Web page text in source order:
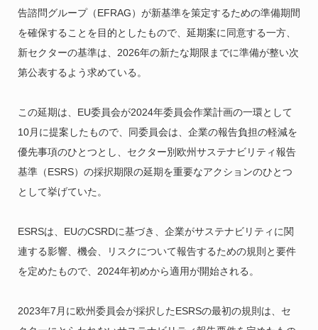
告諮問グループ（EFRAG）が新基準を策定するための準備期間
を確保することを目的としたもので、延期案に同意する一方、
新セクターの基準は、2026年の新たな期限までに準備が整い次
第公表するよう求めている。
この延期は、EU委員会が2024年委員会作業計画の一環として
10月に提案したもので、同委員会は、企業の報告負担の軽減を
優先事項のひとつとし、セクター別欧州サステナビリティ報告
基準（ESRS）の採択期限の延期を重要なアクションのひとつ
として挙げていた。
ESRSは、EUのCSRDに基づき、企業がサステナビリティに関
連する影響、機会、リスクについて報告するための規則と要件
を定めたもので、2024年初めから適用が開始される。
2023年7月に欧州委員会が採択したESRSの最初の規則は、セ